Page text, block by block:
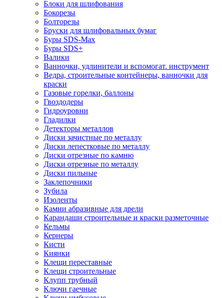
Блоки для шлифования
Бокорезы
Болторезы
Бруски для шлифовальных бумаг
Буры SDS-Max
Буры SDS+
Валики
Ванночки, удлинители и вспомогат. инструмент
Ведра, строительные контейнеры, ванночки для
краски
Газовые горелки, баллоны
Гвоздодеры
Гидроуровни
Гладилки
Детекторы металлов
Диски зачистные по металлу
Диски лепестковые по металлу
Диски отрезные по камню
Диски отрезные по металлу
Диски пильные
Заклепочники
Зубила
Изоленты
Камни абразивные для дрели
Карандаши строительные и краски разметочные
Кельмы
Кернеры
Кисти
Киянки
Клещи переставные
Клещи строительные
Клупп трубный
Ключи гаечные